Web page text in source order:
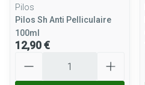
Pilos
Pilos Sh Anti Pelliculaire
100ml
12,90 €